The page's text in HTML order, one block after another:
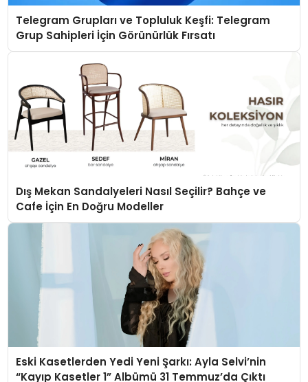
Telegram Grupları ve Topluluk Keşfi: Telegram
Grup Sahipleri İçin Görünürlük Fırsatı
Dış Mekan Sandalyeleri Nasıl Seçilir? Bahçe ve
Cafe İçin En Doğru Modeller
Eski Kasetlerden Yedi Yeni Şarkı: Ayla Selvi’nin
“Kayıp Kasetler 1” Albümü 31 Temmuz’da Çıktı